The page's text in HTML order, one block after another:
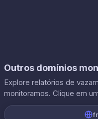
Outros domínios
Explore relatórios de
monitoramos. Clique em